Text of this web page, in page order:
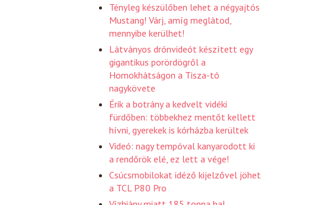
Tényleg készülőben lehet a négyajtós
Mustang! Várj, amíg meglátod,
mennyibe kerülhet!
Látványos drónvideót készített egy
gigantikus porördögről a
Homokhátságon a Tisza-tó
nagykövete
Érik a botrány a kedvelt vidéki
fürdőben: többekhez mentőt kellett
hívni, gyerekek is kórházba kerültek
Videó: nagy tempóval kanyarodott ki
a rendőrök elé, ez lett a vége!
Csúcsmobilokat idéző kijelzővel jöhet
a TCL P80 Pro